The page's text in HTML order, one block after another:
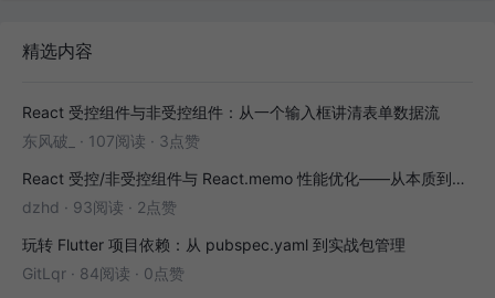
精选内容
React 受控组件与非受控组件：从一个输入框讲清表单数据流
东风破_
· 107阅读 · 3点赞
React 受控/非受控组件与 React.memo 性能优化——从本质到实战
dzhd · 93阅读 · 2点赞
玩转 Flutter 项目依赖：从 pubspec.yaml 到实战包管理
GitLqr · 84阅读 · 0点赞